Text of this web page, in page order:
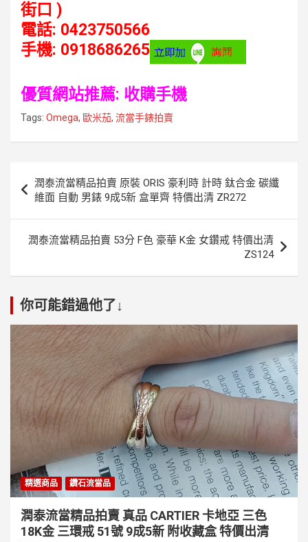
街口 )
電話: 0423750566
手機: 0918686265
優質網站推薦: 收購手機
Tags: Omega, 歐米茄, 流當手錶拍賣
章
導
潤泰流當精品拍賣 原裝 ORIS 豪利時 計時 鈦合金 碳纖
維面 自動 男錶 9成5新 盒單齊 特價出清 ZR272
潤泰流當精品拍賣 53分 F色 豪華 K金 女鑽戒 特價出清
ZS124
你可能錯過他了↓
精選商品 鑽石流當品
潤泰流當精品拍賣 真品 CARTIER 卡地亞 三色
18K金 三環戒 51號 9成5新 附收藏盒 特價出清